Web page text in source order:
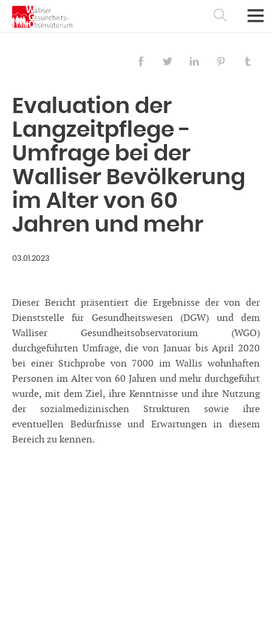
Français Deutsch
Evaluation der
Langzeitpflege -
Umfrage bei der
Walliser Bevölkerung
im Alter von 60
Jahren und mehr
03.01.2023
Dieser Bericht präsentiert die Ergebnisse der von der
Dienststelle für Gesundheitswesen (DGW) und dem
Walliser Gesundheitsobservatorium (WGO)
durchgeführten Umfrage, die von Januar bis April 2020
bei einer Stichprobe von 7000 im Wallis wohnhaften
Personen im Alter von 60 Jahren und mehr durchgeführt
wurde, mit dem Ziel, ihre Kenntnisse und ihre Nutzung
der sozialmedizinischen Strukturen sowie ihre
eventuellen Bedürfnisse und Erwartungen in diesem
Bereich zu kennen.